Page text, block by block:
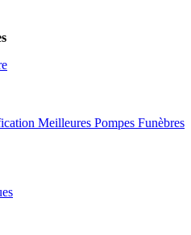
Meilleures Pompes Funèbres